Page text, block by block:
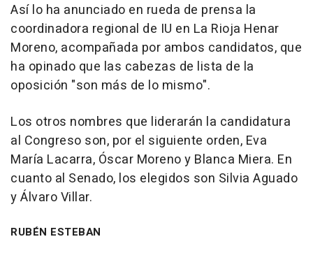
Así lo ha anunciado en rueda de prensa la
coordinadora regional de IU en La Rioja Henar
Moreno, acompañada por ambos candidatos, que
ha opinado que las cabezas de lista de la
oposición "son más de lo mismo".
Los otros nombres que liderarán la candidatura
al Congreso son, por el siguiente orden, Eva
María Lacarra, Óscar Moreno y Blanca Miera. En
cuanto al Senado, los elegidos son Silvia Aguado
y Álvaro Villar.
RUBÉN ESTEBAN